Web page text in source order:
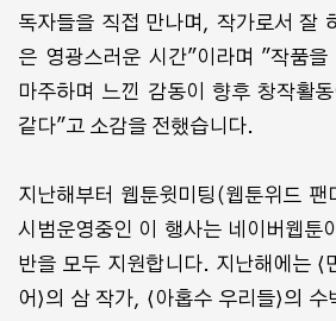
독자들을 직접 만나며, 작가로서 잘
은 영광스러운 시간"이라며 "작품을
마주하며 느낀 감동이 향후 창작활
같다"고 소감을 전했습니다.
지난해부터 웹툰윗미팅(웹툰위드 팬
시범운영중인 이 행사는 네이버웹툰
반을 모두 지원합니다. 지난해에는 ⟨
어⟩의 삼 작가, ⟨아홉수 우리들⟩의 수